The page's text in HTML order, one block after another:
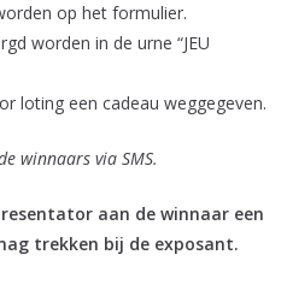
op het formulier.
worden in de urne “JEU
loting een cadeau weggegeven.
winnaars via SMS.
aan de winnaar een
trekken bij de exposant.